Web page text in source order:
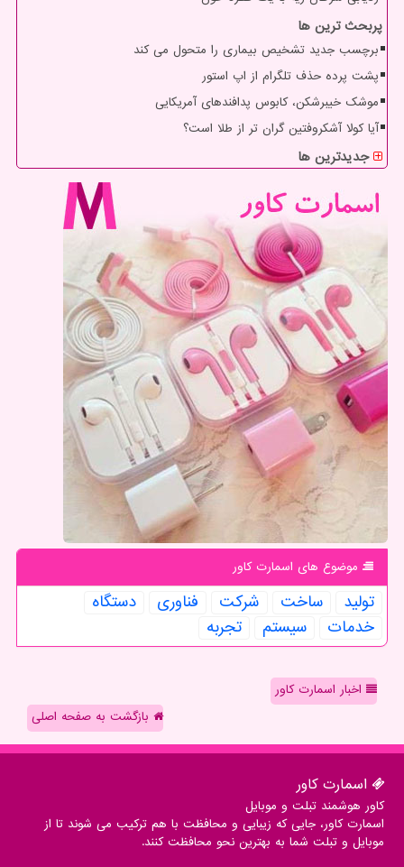
پربحث ترین ها
برچسب جدید تشخیص بیماری را متحول می کند
پشت پرده حذف تلگرام از اپ استور
موشک خیبرشکن، کابوس پدافندهای آمریکایی
آیا کولا آشکروفتین گران تر از طلا است؟
جدیدترین ها
موضوع های اسمارت كاور
تولید ساخت شركت فناوری
دستگاه
خدمات
سیستم تجربه
اخبار اسمارت کاور
بازگشت به صفحه اصلی
اسمارت كاور
کاور هوشمند تبلت و موبایل
اسمارت کاور، جایی که زیبایی و محافظت با هم ترکیب می شوند تا از
موبایل و تبلت شما به بهترین نحو محافظت کنند.